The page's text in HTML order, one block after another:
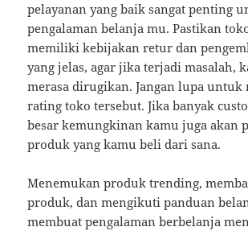
pelayanan yang baik sangat penting
pengalaman belanja mu. Pastikan
memiliki kebijakan retur dan
yang jelas, agar jika terjadi masalah,
merasa dirugikan. Jangan lupa untuk
rating toko tersebut. Jika banyak
besar kemungkinan kamu juga akan
produk yang kamu beli dari sana.
Menemukan produk trending,
produk, dan mengikuti panduan
membuat pengalaman berbelanja